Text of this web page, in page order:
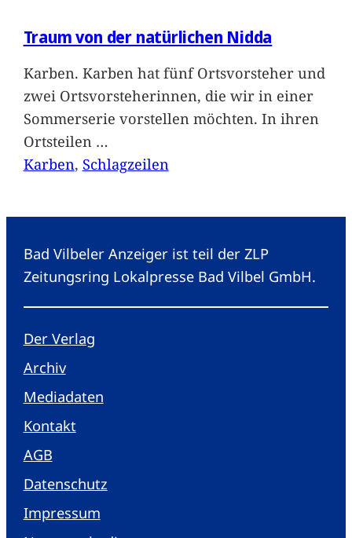
Traum von der natürlichen Nidda
Karben. Karben hat fünf Ortsvorsteher und
zwei Ortsvorsteherinnen, die wir in einer
Sommerserie vorstellen möchten. In ihren
Ortsteilen …
Karben, Schlagzeilen
Bad Vilbeler Anzeiger ist teil der ZLP
Zeitungsring Lokalpresse Bad Vilbel GmbH.
Der Verlag
Archiv
Mediadaten
Kontakt
AGB
Datenschutz
Impressum